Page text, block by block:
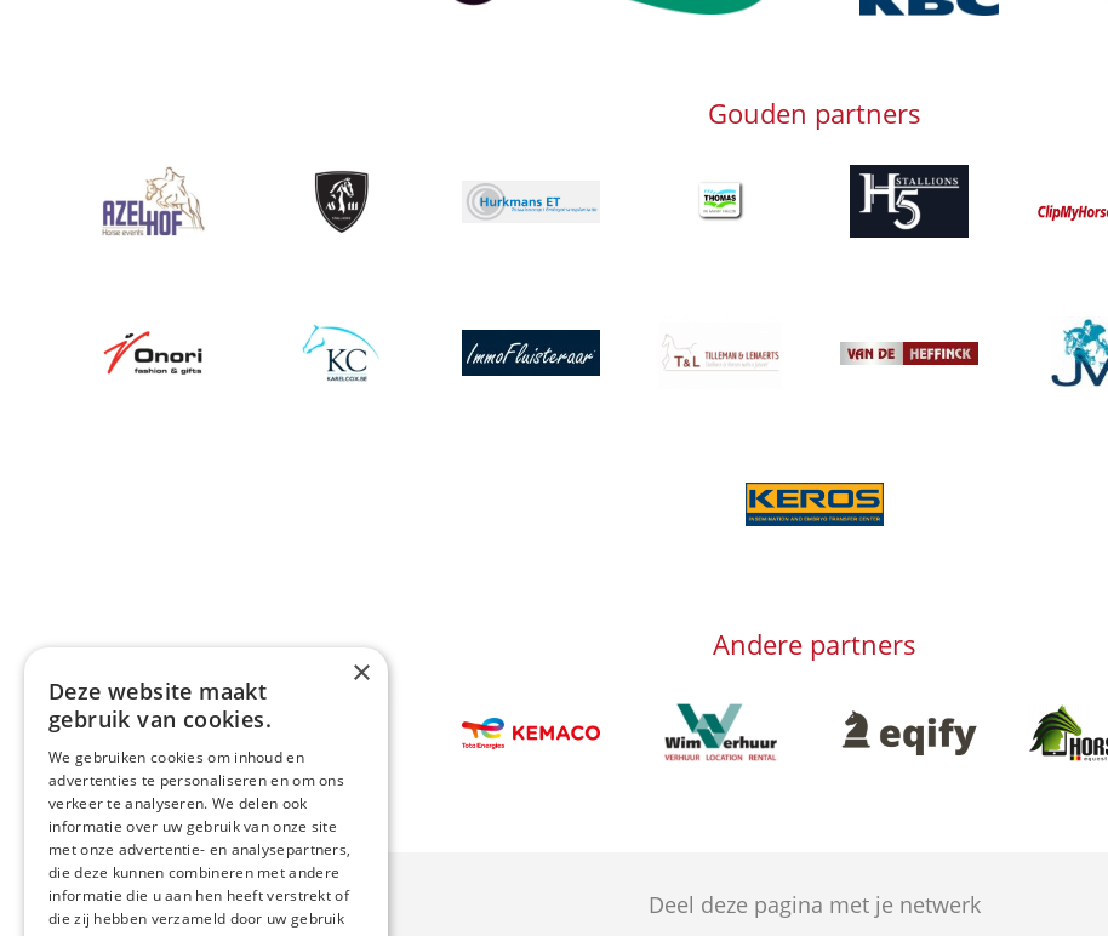
Gouden partners
Afbeelding Afbeelding
Afbeelding
Afbeelding
Afbeelding Afbeelding Afbeelding
Afbeelding
Afbeelding
Afbeelding
Afbeelding
Andere partners
Afbeelding
Afbeelding
Afbeelding Afbeelding Afbeelding
Deel deze pagina met je netwerk
×
Deze website maakt
gebruik van cookies.
We gebruiken cookies om inhoud en
advertenties te personaliseren en om ons
verkeer te analyseren. We delen ook
informatie over uw gebruik van onze site
met onze advertentie- en analysepartners,
die deze kunnen combineren met andere
informatie die u aan hen heeft verstrekt of
die zij hebben verzameld door uw gebruik